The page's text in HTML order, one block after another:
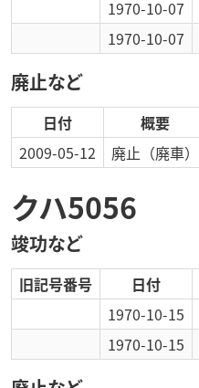
1970-10-07
1970-10-07
廃止など
日付 概要
2009-05-12
廃止 （廃車）
クハ5056
竣功など
旧記号番号 日付
1970-10-15
1970-10-15